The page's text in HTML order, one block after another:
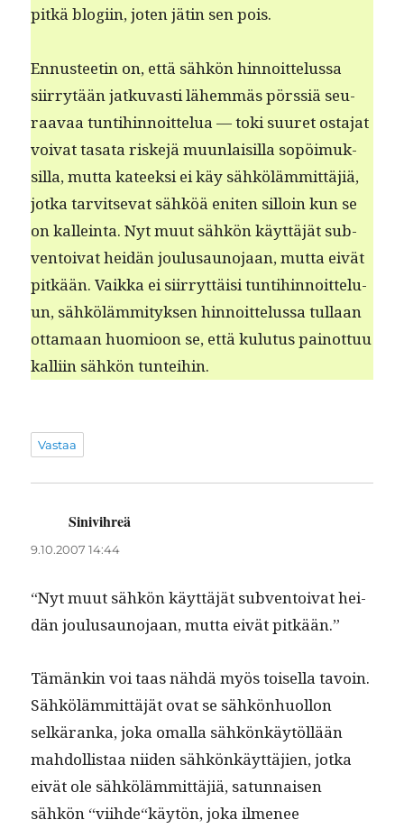
pitkä blogi­in, joten jätin sen pois.
Ennus­teetin on, että sähkön hin­noit­telus­sa
siir­ry­tään jatku­vasti lähem­mäs pörssiä seu­
raavaa tun­ti­hin­noit­telua — toki suuret osta­jat
voivat tasa­ta riske­jä muun­laisil­la sopöimuk­
sil­la, mut­ta kateek­si ei käy sähköläm­mit­täjiä,
jot­ka tarvit­se­vat sähköä eniten sil­loin kun se
on kallein­ta. Nyt muut sähkön käyt­täjät sub­
ven­toi­vat hei­dän joulusauno­jaan, mut­ta eivät
pitkään. Vaik­ka ei siir­ryt­täisi tun­ti­hin­noit­telu­
un, sähköläm­mi­tyk­sen hin­noit­telus­sa tul­laan
otta­maan huomioon se, että kulu­tus pain­ot­tuu
kalli­in sähkön tunteihin.
Vastaa
Sinivihreä
9.10.2007 14:44
“Nyt muut sähkön käyt­täjät sub­ven­toi­vat hei­
dän joulusauno­jaan, mut­ta eivät pitkään.”
Tämänkin voi taas nähdä myös toisel­la tavoin.
Sähköläm­mit­täjät ovat se sähkön­huol­lon
selkäran­ka, joka oma­l­la sähkönkäytöl­lään
mah­dol­lis­taa niiden sähkönkäyt­täjien, jot­ka
eivät ole sähköläm­mit­täjiä, sat­un­naisen
sähkön “viihde“käytön, joka ilme­nee